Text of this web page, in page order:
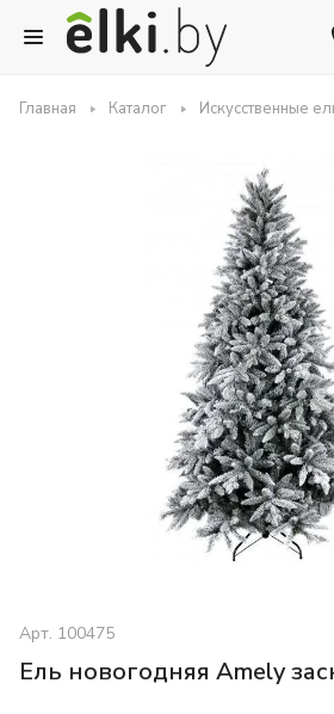
Главная Каталог Искусственные
Арт. 100475
Ель новогодняя Amely